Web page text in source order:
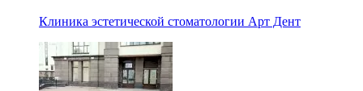
Клиника эстетической стоматологии Арт Дент